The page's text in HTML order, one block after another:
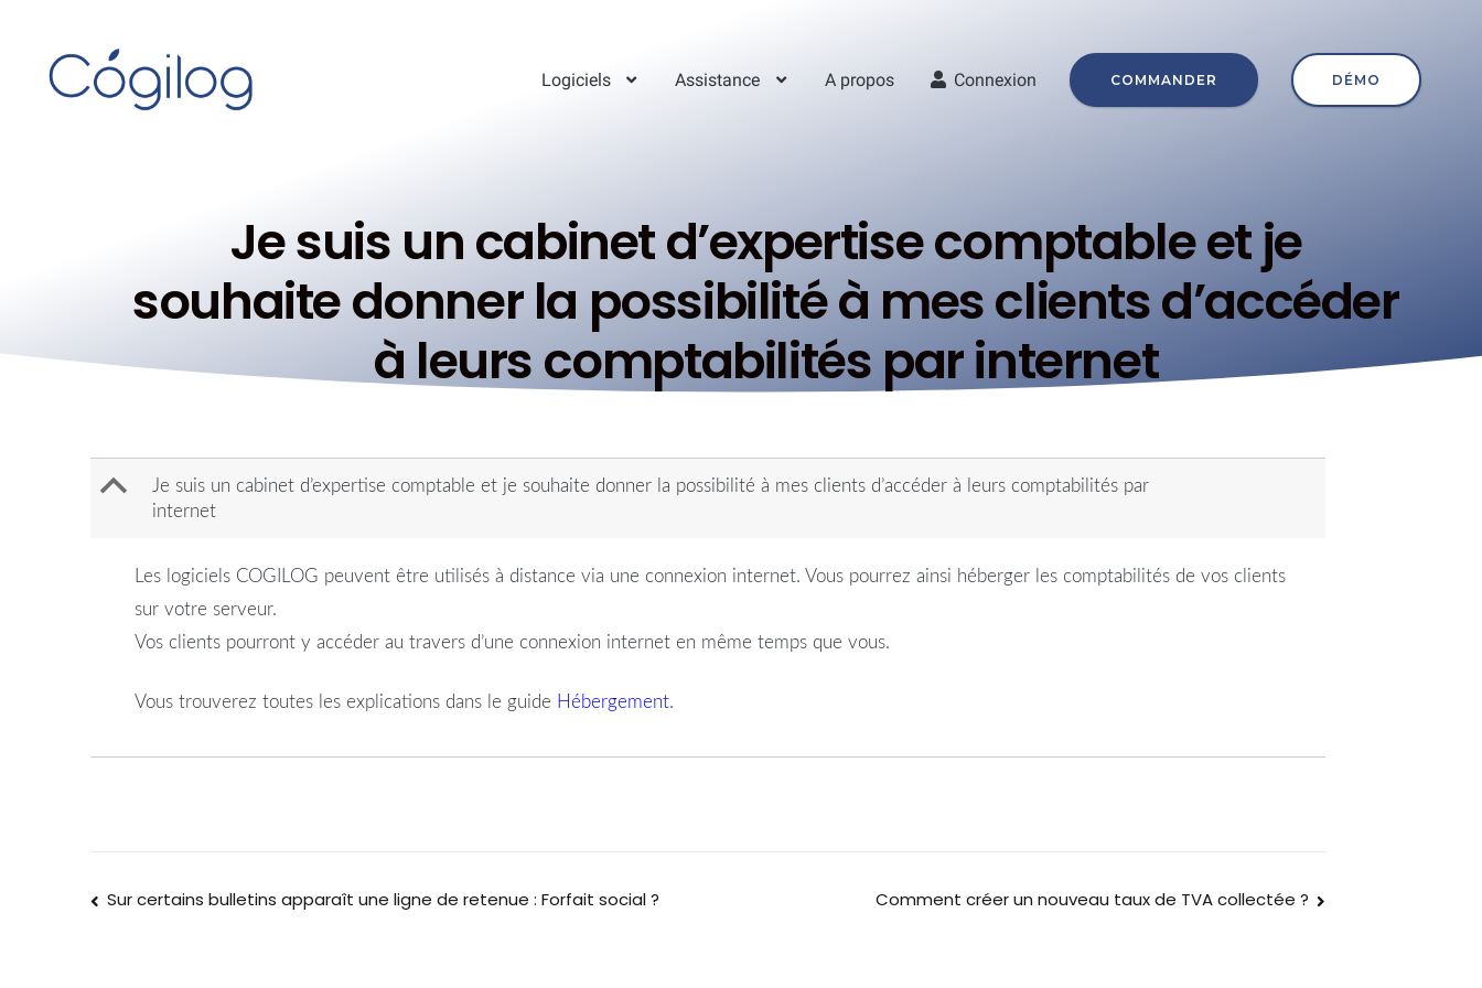
Logiciels Assistance A propos Connexion COMMANDER DÉMO
Je suis un cabinet d’expertise comptable et je
souhaite donner la possibilité à mes clients d’accéder
à leurs comptabilités par internet
B
Je suis un cabinet d’expertise comptable et je souhaite donner la possibilité à mes clients d’accéder à leurs comptabilités par
internet
Les logiciels COGILOG peuvent être utilisés à distance via une connexion internet. Vous pourrez ainsi héberger les comptabilités de vos clients
sur votre serveur.
Vos clients pourront y accéder au travers d’une connexion internet en même temps que vous.
Vous trouverez toutes les explications dans le guide Hébergement.
Sur certains bulletins apparaît une ligne de retenue : Forfait social ? Comment créer un nouveau taux de TVA collectée ?